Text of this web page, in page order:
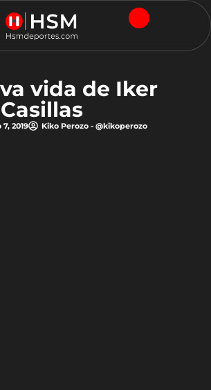
vida de Iker
Casillas
2019 Kiko Perozo - @kikoperozo